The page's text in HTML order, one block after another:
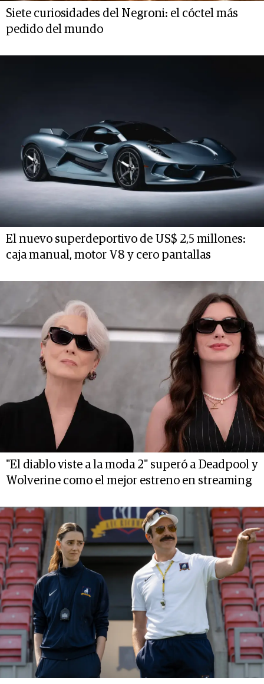
Siete curiosidades del Negroni: el cóctel más
pedido del mundo
El nuevo superdeportivo de US$ 2,5 millones:
caja manual, motor V8 y cero pantallas
"El diablo viste a la moda 2" superó a Deadpool y
Wolverine como el mejor estreno en streaming